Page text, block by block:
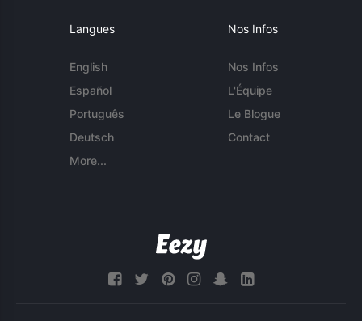
Langues
English
Español
Português
Deutsch
More...
Nos Infos
Nos Infos
L'Équipe
Le Blogue
Contact